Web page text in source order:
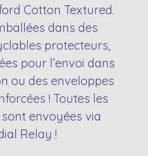
Cotton Textured.
dans des
protecteurs,
pour l’envoi dans
ou des enveloppes
! Toutes les
envoyées via
Relay !